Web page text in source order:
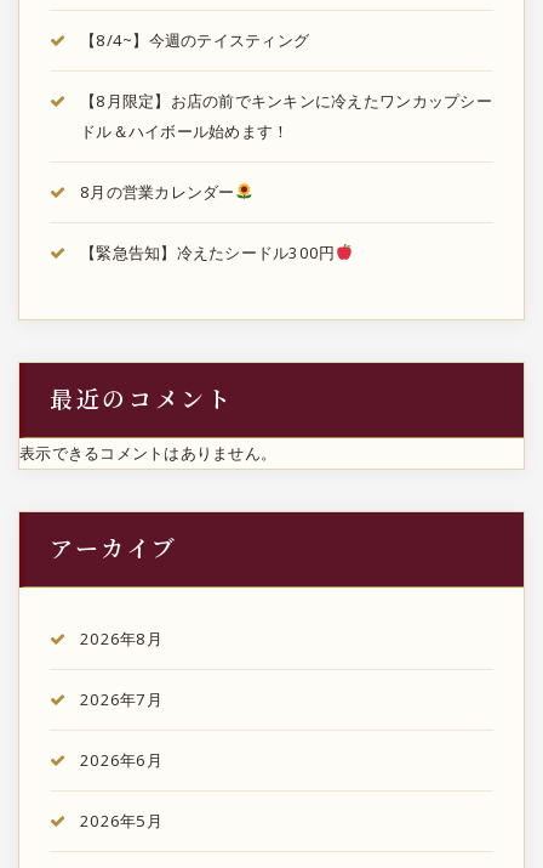
【8/4~】今週のテイスティング
【8月限定】お店の前でキンキンに冷えたワンカップシー
ドル＆ハイボール始めます！
8月の営業カレンダー
【緊急告知】冷えたシードル300円
最近のコメント
表示できるコメントはありません。
アーカイブ
2026年8月
2026年7月
2026年6月
2026年5月